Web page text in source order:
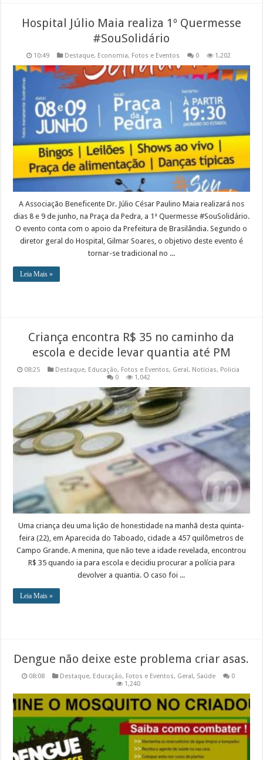
Hospital Júlio Maia realiza 1º Quermesse
#SouSolidário
10:49 Destaque, Economia, Fotos e Eventos 0 1,202
A Associação Beneficente Dr. Júlio César Paulino Maia realizará nos
dias 8 e 9 de junho, na Praça da Pedra, a 1ª Quermesse #SouSolidário.
O evento conta com o apoio da Prefeitura de Brasilândia. Segundo o
diretor geral do Hospital, Gilmar Soares, o objetivo deste evento é
tornar-se tradicional no ...
Leia Mais »
Criança encontra R$ 35 no caminho da
escola e decide levar quantia até PM
08:25 Destaque, Educação, Fotos e Eventos, Geral, Notícias, Policia
0
1,042
Uma criança deu uma lição de honestidade na manhã desta quinta-
feira (22), em Aparecida do Taboado, cidade a 457 quilômetros de
Campo Grande. A menina, que não teve a idade revelada, encontrou
R$ 35 quando ia para escola e decidiu procurar a polícia para
devolver a quantia. O caso foi ...
Leia Mais »
Dengue não deixe este problema criar asas.
08:08 Destaque, Educação, Fotos e Eventos, Geral, Saúde
0
1,240